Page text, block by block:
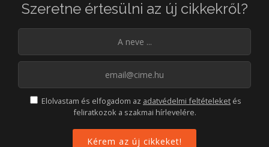
Szeretne értesülni az új cikkekről?
Elolvastam és elfogadom az adatvédelmi feltételeket és
feliratkozok a szakmai hírlevelére.